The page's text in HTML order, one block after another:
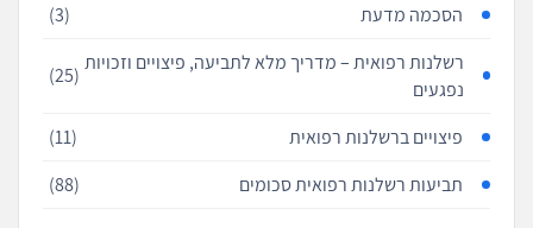
הסכמה מדעת
(3)
רשלנות רפואית – מדריך מלא לתביעה, פיצויים וזכויות
נפגעים
(25)
פיצויים ברשלנות רפואית
(11)
תביעות רשלנות רפואית סכומים
(88)